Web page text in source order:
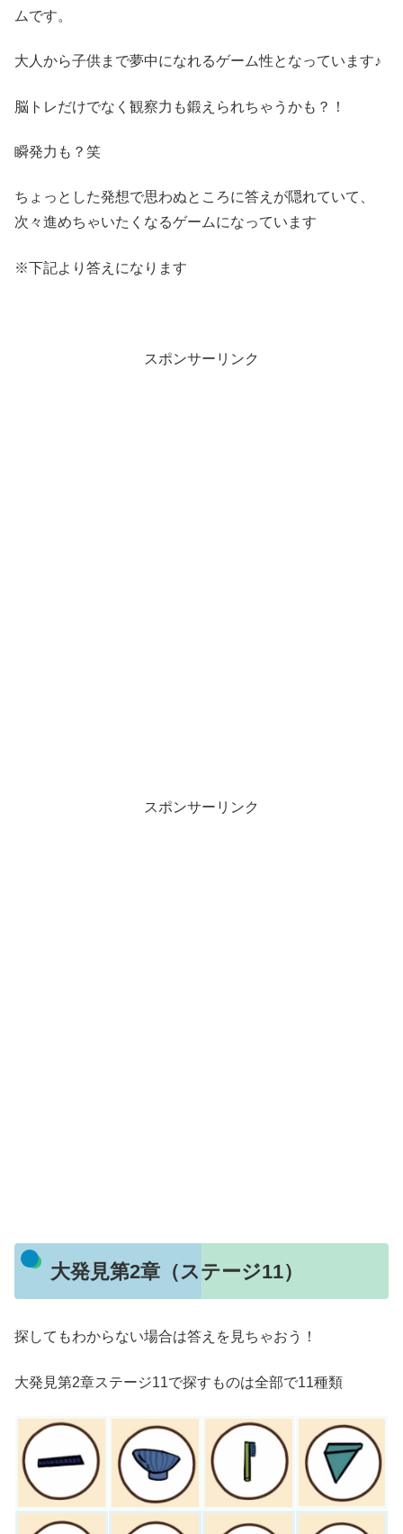
ムです。
大人から子供まで夢中になれるゲーム性となっています♪
脳トレだけでなく観察力も鍛えられちゃうかも？！
瞬発力も？笑
ちょっとした発想で思わぬところに答えが隠れていて、
次々進めちゃいたくなるゲームになっています
※下記より答えになります
スポンサーリンク
スポンサーリンク
大発見第2章（ステージ11）
探してもわからない場合は答えを見ちゃおう！
大発見第2章ステージ11で探すものは全部で11種類